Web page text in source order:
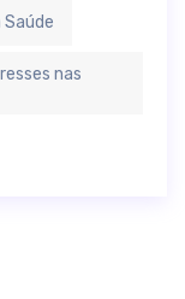
Saúde
nas